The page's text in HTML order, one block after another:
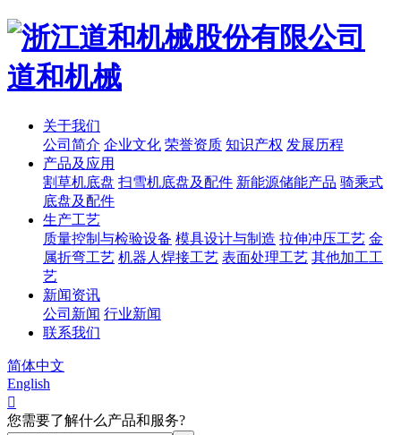
道和机械
关于我们
公司简介 企业文化 荣誉资质 知识产权 发展历程
产品及应用
割草机底盘 扫雪机底盘及配件 新能源储能产品 骑乘式
底盘及配件
生产工艺
质量控制与检验设备 模具设计与制造 拉伸冲压工艺 金
属折弯工艺 机器人焊接工艺 表面处理工艺 其他加工工
艺
新闻资讯
公司新闻 行业新闻
联系我们
简体中文
English

您需要了解什么产品和服务?